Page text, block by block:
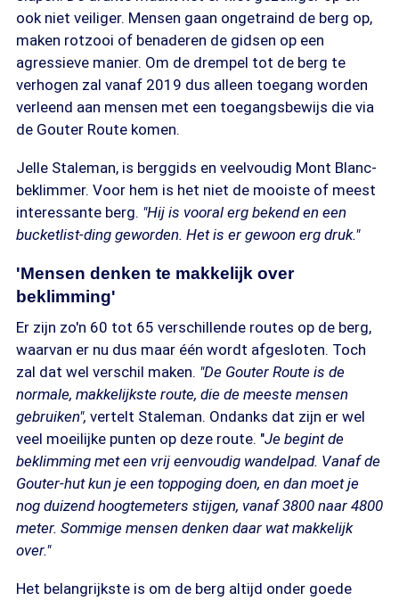
ook niet veiliger. Mensen gaan ongetraind de berg op,
maken rotzooi of benaderen de gidsen op een
agressieve manier. Om de drempel tot de berg te
verhogen zal vanaf 2019 dus alleen toegang worden
verleend aan mensen met een toegangsbewijs die via
de Gouter Route komen.
Jelle Staleman, is berggids en veelvoudig Mont Blanc-
beklimmer. Voor hem is het niet de mooiste of meest
interessante berg. "Hij is vooral erg bekend en een
bucketlist-ding geworden. Het is er gewoon erg druk."
'Mensen denken te makkelijk over
beklimming'
Er zijn zo'n 60 tot 65 verschillende routes op de berg,
waarvan er nu dus maar één wordt afgesloten. Toch
zal dat wel verschil maken. "De Gouter Route is de
normale, makkelijkste route, die de meeste mensen
gebruiken", vertelt Staleman. Ondanks dat zijn er wel
veel moeilijke punten op deze route. "Je begint de
beklimming met een vrij eenvoudig wandelpad. Vanaf de
Gouter-hut kun je een toppoging doen, en dan moet je
nog duizend hoogtemeters stijgen, vanaf 3800 naar 4800
meter. Sommige mensen denken daar wat makkelijk
over."
Het belangrijkste is om de berg altijd onder goede